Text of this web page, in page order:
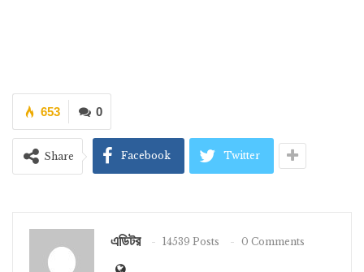
0
653
Share Facebook Twitter
এডিটর 14539 Posts 0 Comments